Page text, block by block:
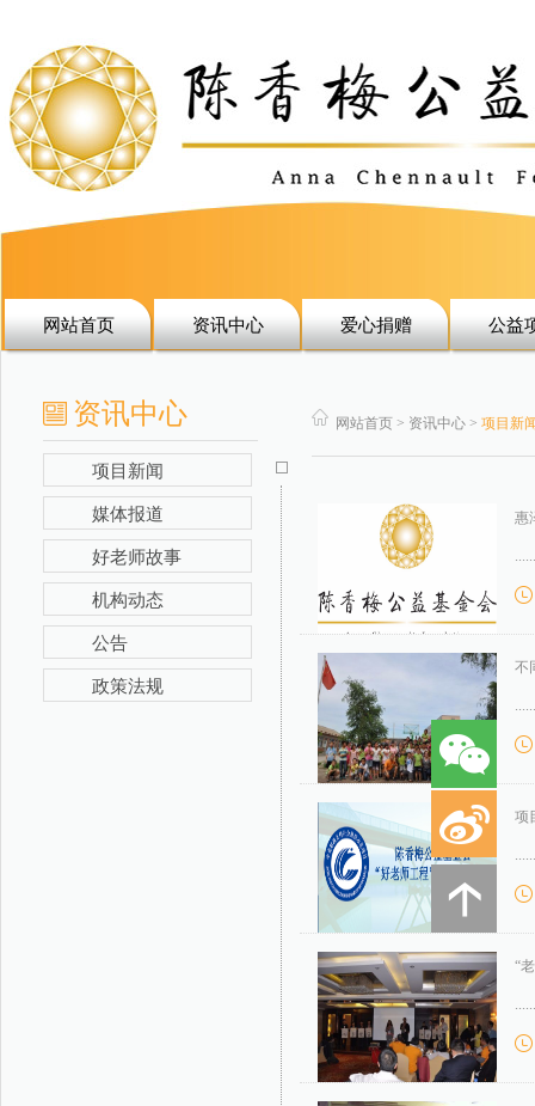
网站首页 资讯中心 爱心捐赠 公益
资讯中心
项目新闻
媒体报道
好老师故事
机构动态
公告
政策法规
网站首页 > 资讯中心 > 项目新
惠
不
项
“